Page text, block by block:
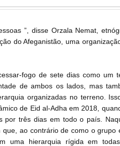
”, disse Orzala Nemat,
do Afeganistão, uma
fogo de sete dias como um
de ambos os lados, mas
organizadas no terreno.
de Eid al-Adha em 2018,
por três dias em todo o país.
ao contrário de como o grupo
uma hierarquia rígida em